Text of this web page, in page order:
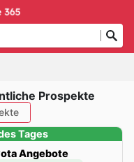
Prospekte
Tages
Angebote